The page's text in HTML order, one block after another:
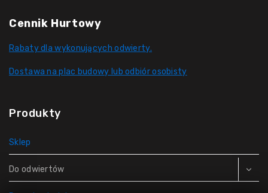
Cennik Hurtowy
Rabaty dla wykonujących odwierty.
Dostawa na plac budowy lub odbiór osobisty
Produkty
Sklep
Do odwiertów